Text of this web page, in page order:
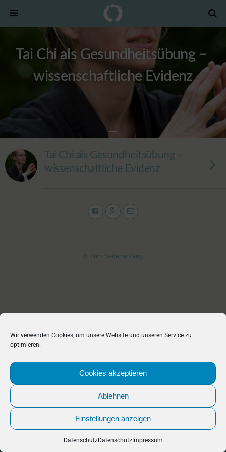
Wir verwenden Cookies, um unsere Website und unseren Service zu
optimieren.
Cookies akzeptieren
Ablehnen
Einstellungen anzeigen
DatenschutzDatenschutzImpressum
Tai Chi als Gesundheitsübung –
wissenschaftliche Evidenz
Tai Chi als Gesundheitsübung –
wissenschaftliche Evidenz
Zum Seitenanfang